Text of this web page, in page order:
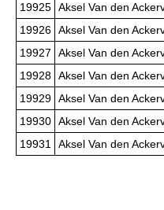
19925 Aksel Van den
19926 Aksel Van den
19927
Aksel Van den
19928 Aksel Van den
19929 Aksel Van den
19930 Aksel Van den
19931 Aksel Van den